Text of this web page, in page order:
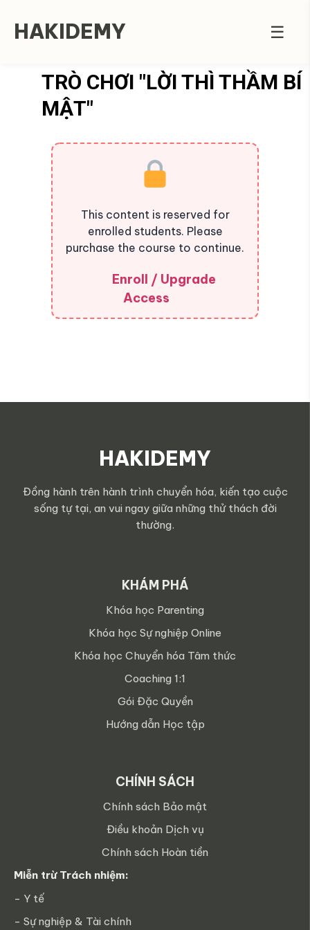
HAKIDEMY ☰
TRÒ CHƠI "LỜI THÌ THẦM BÍ
MẬT"
This content is reserved for
enrolled students. Please
purchase the course to continue.
Enroll / Upgrade
Access
HAKIDEMY
Đồng hành trên hành trình chuyển hóa, kiến tạo cuộc
sống tự tại, an vui ngay giữa những thử thách đời
thường.
KHÁM PHÁ
Khóa học Parenting
Khóa học Sự nghiệp Online
Khóa học Chuyển hóa Tâm thức
Coaching 1:1
Gói Đặc Quyền
Hướng dẫn Học tập
CHÍNH SÁCH
Chính sách Bảo mật
Điều khoản Dịch vụ
Chính sách Hoàn tiền
Miễn trừ Trách nhiệm:
- Y tế
- Sự nghiệp & Tài chính